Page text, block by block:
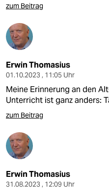
zum Beitrag
Erwin Thomasius
01.10.2023 , 11:05 Uhr
Meine Erinnerung an den
Unterricht ist ganz anders:
zum Beitrag
Erwin Thomasius
31.08.2023 , 12:09 Uhr